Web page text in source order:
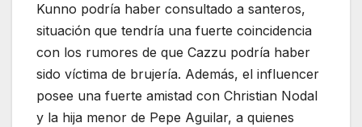
Kunno podría haber consultado a santeros,
situación que tendría una fuerte coincidencia
con los rumores de que Cazzu podría haber
sido víctima de brujería. Además, el influencer
posee una fuerte amistad con Christian Nodal
y la hija menor de Pepe Aguilar, a quienes